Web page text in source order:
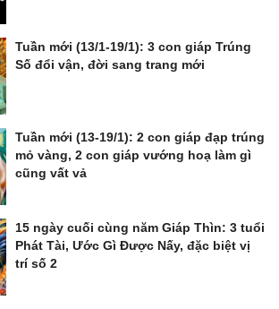
Tuần mới (13/1-19/1): 3 con giáp Trúng
Số đổi vận, đời sang trang mới
Tuần mới (13-19/1): 2 con giáp đạp trúng
mỏ vàng, 2 con giáp vướng hoạ làm gì
cũng vất vả
15 ngày cuối cùng năm Giáp Thìn: 3 tuổi
Phát Tài, Ước Gì Được Nấy, đặc biệt vị
trí số 2